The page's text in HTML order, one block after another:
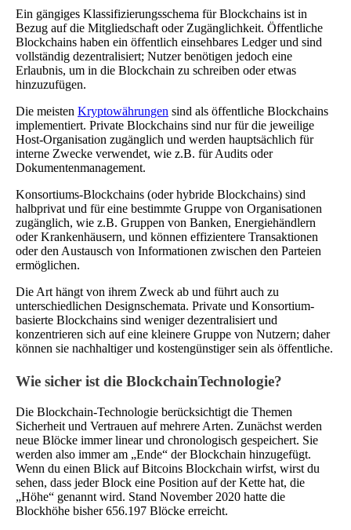
Ein gängiges Klassifizierungsschema für Blockchains ist in
Bezug auf die Mitgliedschaft oder Zugänglichkeit. Öffentliche
Blockchains haben ein öffentlich einsehbares Ledger und sind
vollständig dezentralisiert; Nutzer benötigen jedoch eine
Erlaubnis, um in die Blockchain zu schreiben oder etwas
hinzuzufügen.
Die meisten Kryptowährungen sind als öffentliche Blockchains
implementiert. Private Blockchains sind nur für die jeweilige
Host-Organisation zugänglich und werden hauptsächlich für
interne Zwecke verwendet, wie z.B. für Audits oder
Dokumentenmanagement.
Konsortiums-Blockchains (oder hybride Blockchains) sind
halbprivat und für eine bestimmte Gruppe von Organisationen
zugänglich, wie z.B. Gruppen von Banken, Energiehändlern
oder Krankenhäusern, und können effizientere Transaktionen
oder den Austausch von Informationen zwischen den Parteien
ermöglichen.
Die Art hängt von ihrem Zweck ab und führt auch zu
unterschiedlichen Designschemata. Private und Konsortium-
basierte Blockchains sind weniger dezentralisiert und
konzentrieren sich auf eine kleinere Gruppe von Nutzern; daher
können sie nachhaltiger und kostengünstiger sein als öffentliche.
Wie sicher ist die BlockchainTechnologie?
Die Blockchain-Technologie berücksichtigt die Themen
Sicherheit und Vertrauen auf mehrere Arten. Zunächst werden
neue Blöcke immer linear und chronologisch gespeichert. Sie
werden also immer am „Ende“ der Blockchain hinzugefügt.
Wenn du einen Blick auf Bitcoins Blockchain wirfst, wirst du
sehen, dass jeder Block eine Position auf der Kette hat, die
„Höhe“ genannt wird. Stand November 2020 hatte die
Blockhöhe bisher 656.197 Blöcke erreicht.